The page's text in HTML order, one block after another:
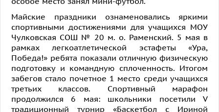
Майские праздники ознаменовались яркими
спортивными достижениями для учащихся МОУ
Чулковская СОШ № 20 м. о. Раменский. 5 мая в
рамках легкоатлетической эстафеты «Ура,
Победа!» ребята показали отличную физическую
подготовку и командную сплоченность. Итогом
забегов стало почетное 1 место среди учащихся
третьих классов. Спортивный марафон
продолжился 6 мая: школьники посетили V
традиционный турнир «Баскетбол с Ириной